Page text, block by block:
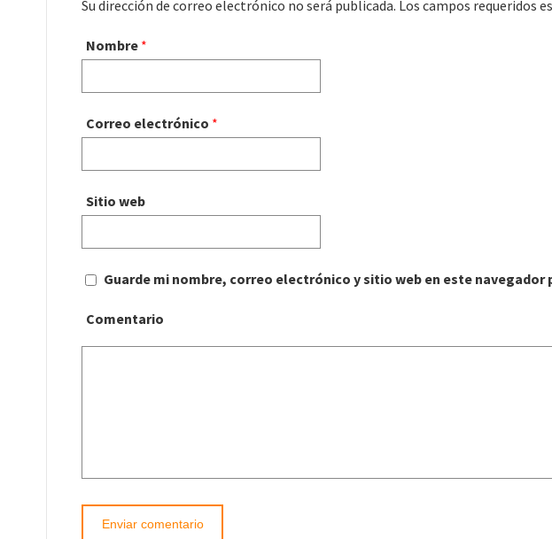
Su dirección de correo electrónico no será publicada. Los campos requeridos
Nombre *
Correo electrónico *
Sitio web
Guarde mi nombre, correo electrónico y sitio web en este navegador
Comentario